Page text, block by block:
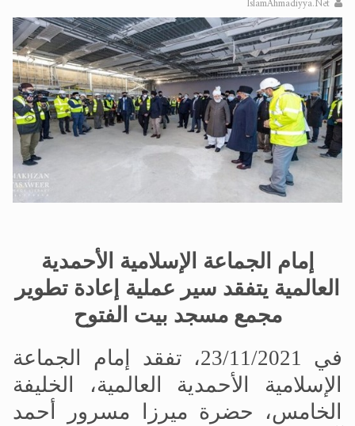
اقرأ هذا الكتاب وتعرّف على حقيقة
IslamAhmadiyya.Net
إمام الجماعة الإسلامية الأحمدية
العالمية يتفقد سير عملية إعادة تطوير
مجمع مسجد بيت الفتوح
في 23/11/2021، تفقد إمام الجماعة
الإسلامية الأحمدية العالمية، الخليفة
الخامس، حضرة ميرزا مسرور أحمد